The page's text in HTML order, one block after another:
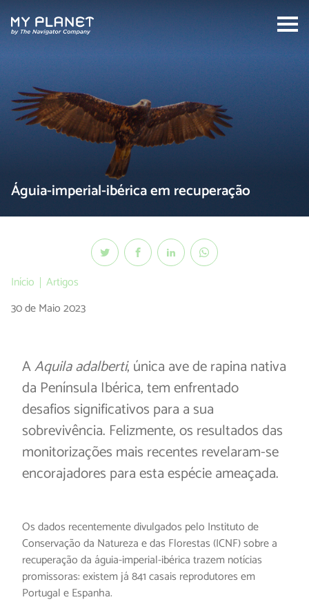
Search:
Águia-imperial-ibérica em recuperação
Início
Artigos
30 de Maio 2023
AAquila adalberti, única ave de rapina nativa
da Península Ibérica, tem enfrentado
desafios significativos para a sua
sobrevivência. Felizmente, os resultados das
monitorizações mais recentes revelaram-se
encorajadores para esta espécie ameaçada.
Os dados recentemente divulgados pelo Instituto de
Conservação da Natureza e das Florestas (ICNF) sobre a
recuperação da águia-imperial-ibérica trazem notícias
promissoras: existem já 841 casais reprodutores em
Portugal e Espanha.